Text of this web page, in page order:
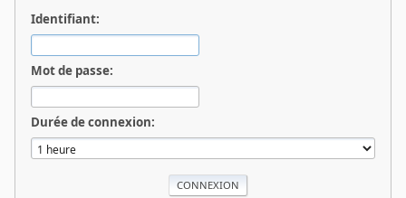
Identifiant:
Mot de passe:
Durée de connexion: